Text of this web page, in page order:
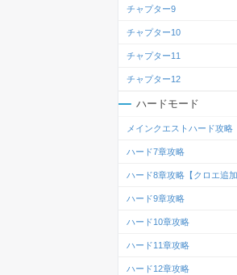
チャプター9
チャプター10
チャプター11
チャプター12
ハードモード
メインクエストハード攻略
ハード7章攻略
ハード8章攻略【クロエ追加
ハード9章攻略
ハード10章攻略
ハード11章攻略
ハード12章攻略